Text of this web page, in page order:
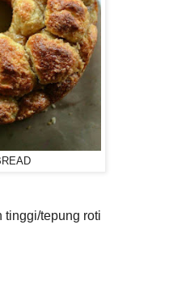
tinggi/tepung roti